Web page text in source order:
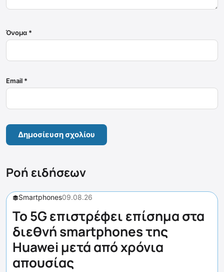
Όνομα *
Email *
Ροή ειδήσεων
Smartphones09.08.26
Το 5G επιστρέφει επίσημα στα
διεθνή smartphones της
Huawei μετά από χρόνια
απουσίας